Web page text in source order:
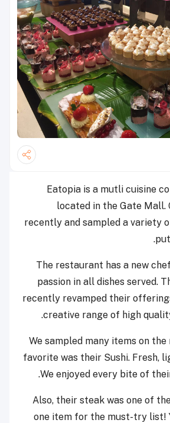
Eatopia is a mutli cuisine
located in the Gate Mall.
recently and sampled a variety
The restaurant has a new
passion in all dishes served.
recently revamped their
creative range of high
We sampled many items on
favorite was their Sushi. Fresh,
We enjoyed every bite of
Also, their steak was one of
one item for the must-try list!